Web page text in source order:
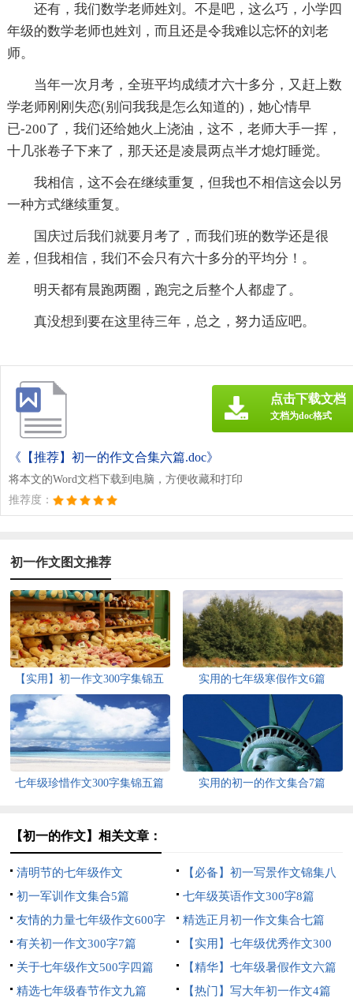
还有，我们数学老师姓刘。不是吧，这么巧，小学四
年级的数学老师也姓刘，而且还是令我难以忘怀的刘老
师。
当年一次月考，全班平均成绩才六十多分，又赶上数
学老师刚刚失恋(别问我我是怎么知道的)，她心情早
已-200了，我们还给她火上浇油，这不，老师大手一挥，
十几张卷子下来了，那天还是凌晨两点半才熄灯睡觉。
我相信，这不会在继续重复，但我也不相信这会以另
一种方式继续重复。
国庆过后我们就要月考了，而我们班的数学还是很
差，但我相信，我们不会只有六十多分的平均分！。
明天都有晨跑两圈，跑完之后整个人都虚了。
真没想到要在这里待三年，总之，努力适应吧。
《【推荐】初一的作文合集六篇.doc》
将本文的Word文档下载到电脑，方便收藏和打印
推荐度：
点击下载文档
文档为doc格式
初一作文图文推荐
【实用】初一作文300字集锦五
篇
实用的七年级寒假作文6篇
七年级珍惜作文300字集锦五篇 实用的初一的作文集合7篇
【初一的作文】相关文章：
清明节的七年级作文
【必备】初一写景作文锦集八
篇
初一军训作文集合5篇
七年级英语作文300字8篇
友情的力量七年级作文600字
精选正月初一作文集合七篇
有关初一作文300字7篇
【实用】七年级优秀作文300
字集锦6篇
关于七年级作文500字四篇
【精华】七年级暑假作文六篇
精选七年级春节作文九篇
【热门】写大年初一作文4篇